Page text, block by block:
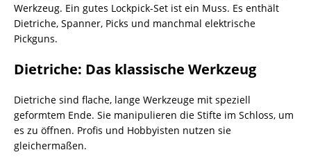
Werkzeug. Ein gutes Lockpick-Set ist ein Muss. Es enthält
Dietriche, Spanner, Picks und manchmal elektrische
Pickguns.
Dietriche: Das klassische Werkzeug
Dietriche sind flache, lange Werkzeuge mit speziell
geformtem Ende. Sie manipulieren die Stifte im Schloss, um
es zu öffnen. Profis und Hobbyisten nutzen sie
gleichermaßen.